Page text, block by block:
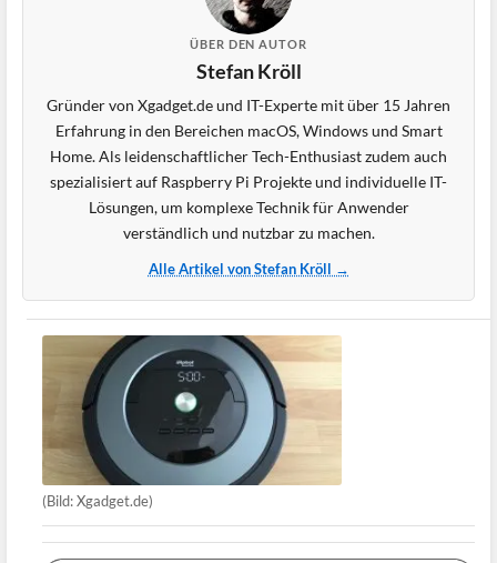
ÜBER DEN AUTOR
Stefan Kröll
Gründer von Xgadget.de und IT-Experte mit über 15 Jahren
Erfahrung in den Bereichen macOS, Windows und Smart
Home. Als leidenschaftlicher Tech-Enthusiast zudem auch
spezialisiert auf Raspberry Pi Projekte und individuelle IT-
Lösungen, um komplexe Technik für Anwender
verständlich und nutzbar zu machen.
Alle Artikel von Stefan Kröll →
(Bild: Xgadget.de)